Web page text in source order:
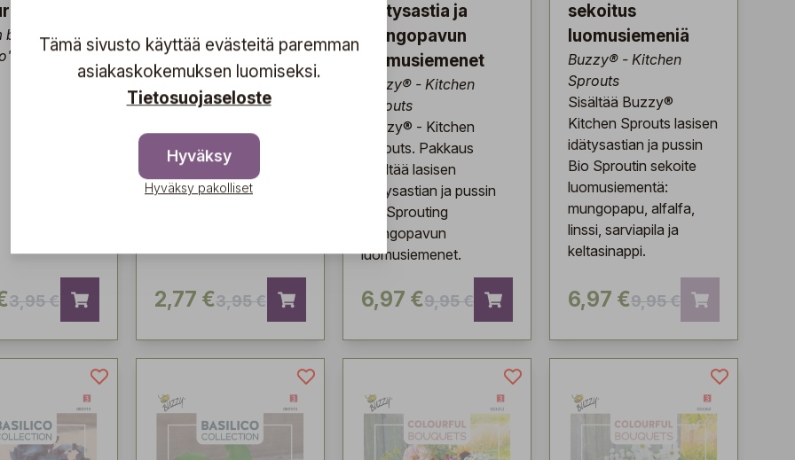
3,95 €
Buzzy® Royal Family
Kaunis ja tuoksuva
suurikukkainen
köynnös.
2,77 €3,95 €
idätysastia ja
mungopavun
luomusiemenet
Buzzy® - Kitchen
Sprouts
Buzzy® - Kitchen
Sprouts. Pakkaus
sisältää lasisen
idätysastian ja pussin
Bio Sprouting
Mungopavun
luomusiemenet.
6,97 €9,95 €
sekoitus
luomusiemeniä
Buzzy® - Kitchen
Sprouts
Sisältää Buzzy®
Kitchen Sprouts lasisen
idätysastian ja pussin
Bio Sproutin sekoite
luomusiementä:
mungopapu, alfalfa,
linssi, sarviapila ja
keltasinappi.
6,97 €9,95 €
Tämä sivusto käyttää evästeitä paremman
asiakaskokemuksen luomiseksi.
Tietosuojaseloste
Hyväksy
Hyväksy pakolliset